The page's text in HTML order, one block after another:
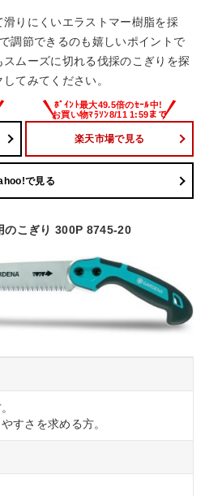
りにくいエラストマー樹脂を採
調節できるのも嬉しいポイントで
ムーズに切れる伐採のこぎりを探
てみてください。
楽天市場で見る
で見る
のこぎり 300P 8745-20
すさを求める方。